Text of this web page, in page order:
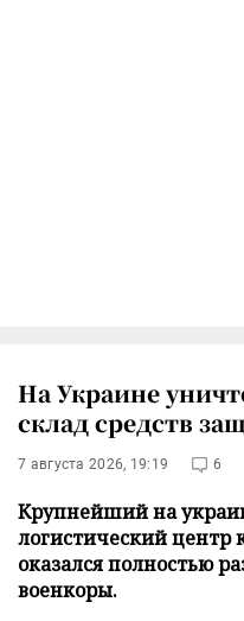
На Украине
склад средств
7 августа 2026, 19:19 6
Крупнейший на
логистический центр
оказался полностью
военкоры.